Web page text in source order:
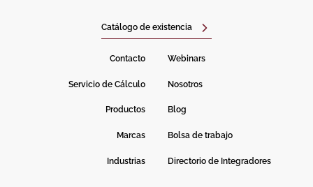
Catálogo de existencia
Contacto Webinars
Servicio de Cálculo Nosotros
Productos Blog
Marcas Bolsa de trabajo
Industrias Directorio de Integradores